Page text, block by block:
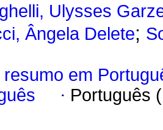
Ulysses
Ângela Delete;
resumo em
· Português